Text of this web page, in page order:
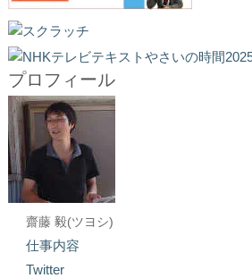
プロフィール
齋藤 毅(ツヨシ)
仕事内容
Twitter